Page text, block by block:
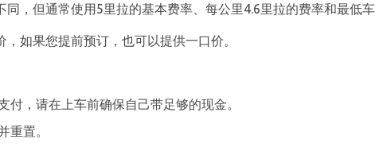
，但通常使用5里拉的基本费率、每公里4.6里拉的费率和最低车
如果您提前预订，也可以提供一口价。
付，请在上车前确保自己带足够的现金。
重置。